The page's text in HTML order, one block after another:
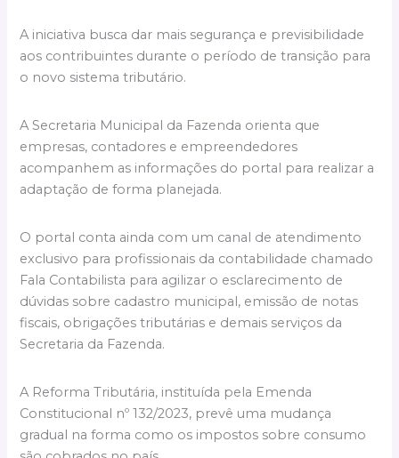
A iniciativa busca dar mais segurança e previsibilidade
aos contribuintes durante o período de transição para
o novo sistema tributário.
A Secretaria Municipal da Fazenda orienta que
empresas, contadores e empreendedores
acompanhem as informações do portal para realizar a
adaptação de forma planejada.
O portal conta ainda com um canal de atendimento
exclusivo para profissionais da contabilidade chamado
Fala Contabilista para agilizar o esclarecimento de
dúvidas sobre cadastro municipal, emissão de notas
fiscais, obrigações tributárias e demais serviços da
Secretaria da Fazenda.
A Reforma Tributária, instituída pela Emenda
Constitucional nº 132/2023, prevê uma mudança
gradual na forma como os impostos sobre consumo